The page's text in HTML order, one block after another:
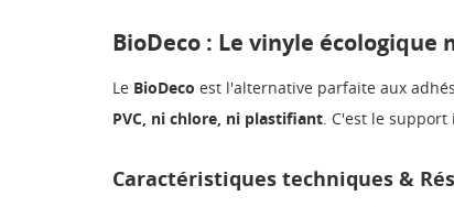
BioDeco : Le vinyle
Le BioDeco est l'alternative parfaite aux
PVC, ni chlore, ni plastifiant . C'est le
Caractéristiques techniques &